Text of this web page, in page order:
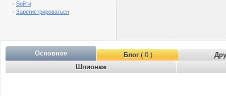
- Войти
- Зарегистрироваться
Основное Блог( 0 )
Шпионаж